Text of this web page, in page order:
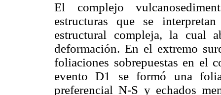
El complejo
estructuras que se
estructural compleja, la cual
deformación. En el extremo
foliaciones sobrepuestas en el
evento D1 se formó una
preferencial N-S y echados